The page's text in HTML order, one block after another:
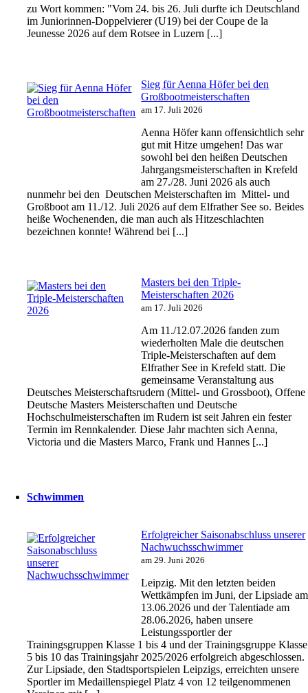
zu Wort kommen: "Vom 24. bis 26. Juli durfte ich Deutschland
im Juniorinnen-Doppelvierer (U19) bei der Coupe de la
Jeunesse 2026 auf dem Rotsee in Luzern [...]
Sieg für Aenna Höfer bei den
Großbootmeisterschaften
am 17. Juli 2026
Aenna Höfer kann offensichtlich sehr
gut mit Hitze umgehen! Das war
sowohl bei den heißen Deutschen
Jahrgangsmeisterschaften in Krefeld
am 27./28. Juni 2026 als auch
nunmehr bei den Deutschen Meisterschaften im Mittel- und
Großboot am 11./12. Juli 2026 auf dem Elfrather See so. Beides
heiße Wochenenden, die man auch als Hitzeschlachten
bezeichnen konnte! Während bei [...]
Masters bei den Triple-
Meisterschaften 2026
am 17. Juli 2026
Am 11./12.07.2026 fanden zum
wiederholten Male die deutschen
Triple-Meisterschaften auf dem
Elfrather See in Krefeld statt. Die
gemeinsame Veranstaltung aus
Deutsches Meisterschaftsrudern (Mittel- und Grossboot), Offene
Deutsche Masters Meisterschaften und Deutsche
Hochschulmeisterschaften im Rudern ist seit Jahren ein fester
Termin im Rennkalender. Diese Jahr machten sich Aenna,
Victoria und die Masters Marco, Frank und Hannes [...]
Schwimmen
Erfolgreicher Saisonabschluss unserer
Nachwuchsschwimmer
am 29. Juni 2026
Leipzig. Mit den letzten beiden
Wettkämpfen im Juni, der Lipsiade am
13.06.2026 und der Talentiade am
28.06.2026, haben unsere
Leistungssportler der
Trainingsgruppen Klasse 1 bis 4 und der Trainingsgruppe Klasse
5 bis 10 das Trainingsjahr 2025/2026 erfolgreich abgeschlossen.
Zur Lipsiade, den Stadtsportspielen Leipzigs, erreichten unsere
Sportler im Medaillenspiegel Platz 4 von 12 teilgenommenen